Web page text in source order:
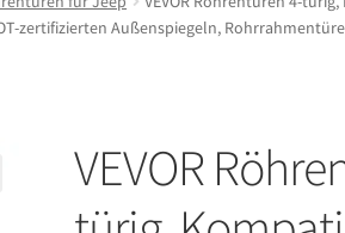
zertifizierten Außenspiegeln,
VEVOR